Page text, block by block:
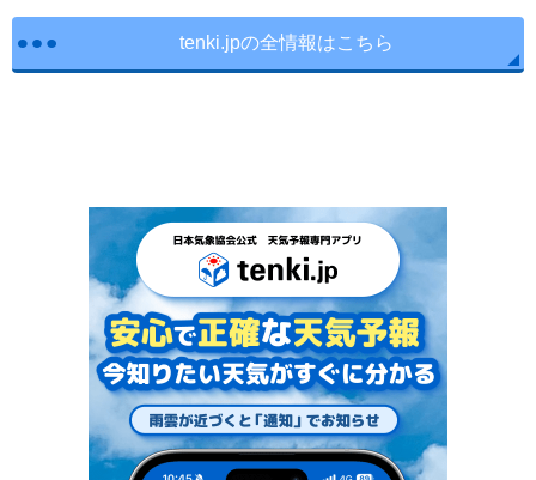
tenki.jpの全情報はこちら